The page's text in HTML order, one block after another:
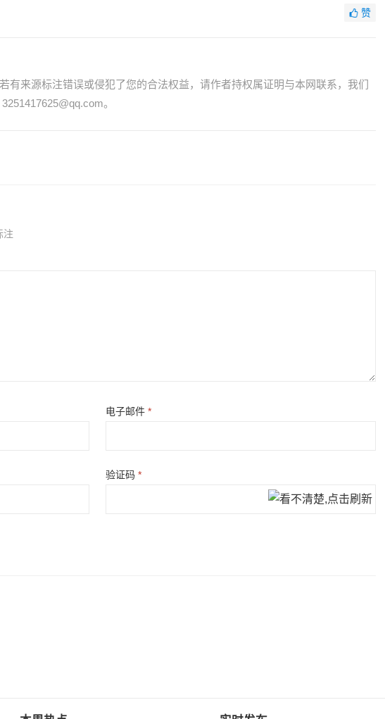
赞
有来源标注错误或侵犯了您的合法权益，请作者持权属证明与本网联系，我们
。
注
电子邮件*
验证码*